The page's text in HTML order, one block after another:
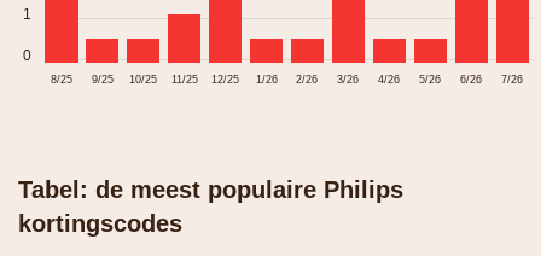
1
0
8/25 9/25 10/25 11/25 12/25 1/26 2/26 3/26 4/26 5/26 6/26 7/26
Tabel: de meest populaire Philips
kortingscodes